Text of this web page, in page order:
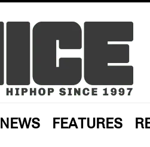
NEWS FEATURES